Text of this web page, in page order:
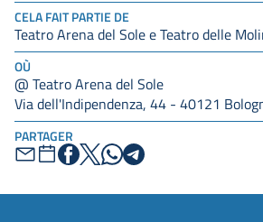
CELA FAIT PARTIE DE
Teatro Arena del Sole e Teatro delle
OÙ
@ Teatro Arena del Sole
Via dell'Indipendenza, 44 - 40121
PARTAGER